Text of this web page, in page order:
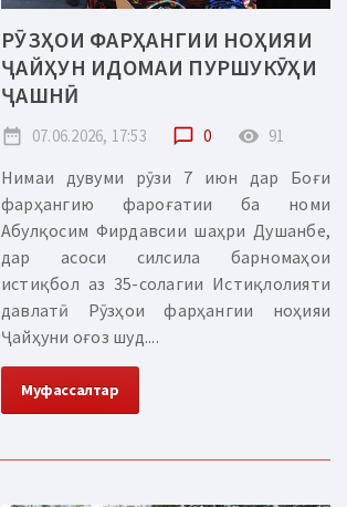
РӮЗҲОИ ФАРҲАНГИИ НОҲИЯИ
ҶАЙҲУН ИДОМАИ ПУРШУКӮҲИ
ҶАШНӢ
date_range 07.06.2026, 17:53 chat_bubble_outline 0 remove_red_eye 91
Нимаи дувуми рӯзи 7 июн дар Боғи
фарҳангию фароғатии ба номи
Абулқосим Фирдавсии шаҳри Душанбе,
дар асоси силсила барномаҳои
истиқбол аз 35-солагии Истиқлолияти
давлатӣ Рӯзҳои фарҳангии ноҳияи
Ҷайҳуни оғоз шуд....
Муфассалтар